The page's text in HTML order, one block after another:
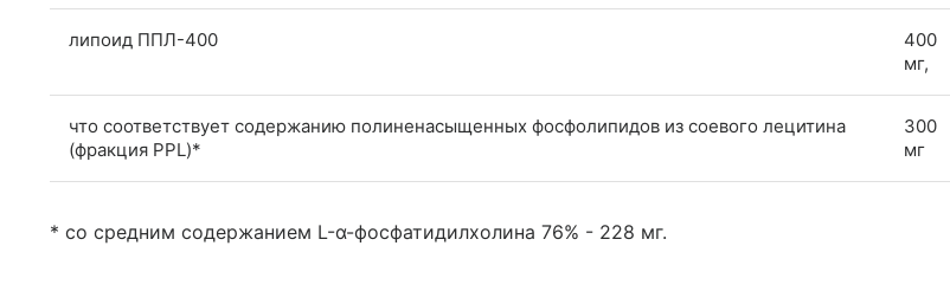
липоид ППЛ-400
400
мг,
что соответствует содержанию полиненасыщенных фосфолипидов из соевого лецитина
(фракция PPL)*
300
мг
* со средним содержанием L-α-фосфатидилхолина 76% - 228 мг.